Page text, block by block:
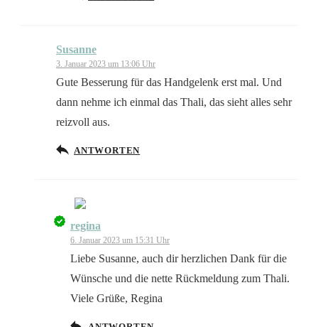
Susanne
3. Januar 2023 um 13:06 Uhr
Gute Besserung für das Handgelenk erst mal. Und
dann nehme ich einmal das Thali, das sieht alles sehr
reizvoll aus.
ANTWORTEN
Das „Echte-Person“-Abzeichen!
Anti-Spam von CleanTalk
regina
6. Januar 2023 um 15:31 Uhr
Liebe Susanne, auch dir herzlichen Dank für die
Wünsche und die nette Rückmeldung zum Thali.
Viele Grüße, Regina